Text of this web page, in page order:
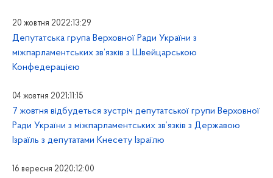
20 жовтня 2022;13:29
Депутатська група Верховної Ради України з
міжпарламентських зв’язків з Швейцарською
Конфедерацією
04 жовтня 2021;11:15
7 жовтня відбудеться зустріч депутатської групи Верховної
Ради України з міжпарламентських зв’язків з Державою
Ізраїль з депутатами Кнесету Ізраїлю
16 вересня 2020;12:00